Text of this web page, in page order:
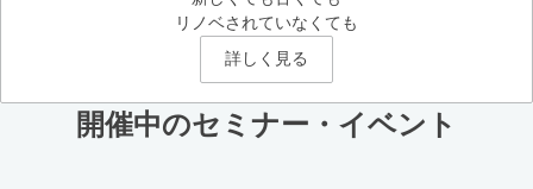
リノベされていなくても
詳しく見る
開催中のセミナー・イベント